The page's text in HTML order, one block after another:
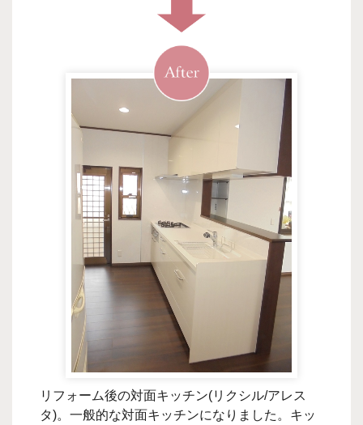
リフォーム後の対面キッチン(リクシル/アレス
タ)。一般的な対面キッチンになりました。キッ